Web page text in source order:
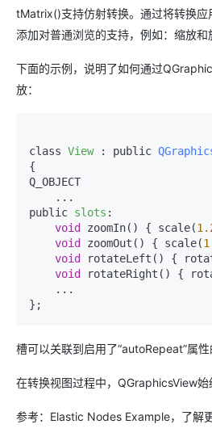
tMatrix()支持仿射转换。通过将转换应
添加对普通浏览的支持，例如：缩放和
下面的示例，说明了如何通过
放：
class View : public
{
Q_OBJECT
public slots :
void
zoomIn() { scale(
void
zoomOut() { scale(1
void
rotateLeft() {
void
rotateRight() {
};
槽可以关联到启用了“autoRepeat”属性
在转换视图过程中，QGraphicsView始
参考：Elastic Nodes Example，了解